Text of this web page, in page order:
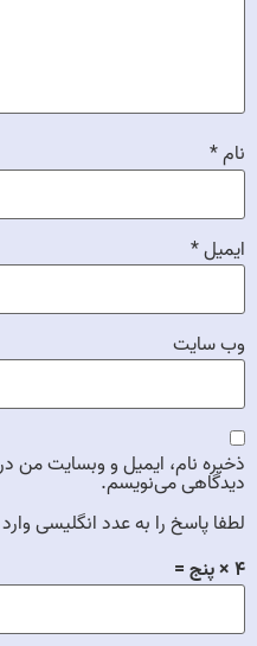
نام*
ایمیل*
وب‌ سایت
ذخیره نام، ایمیل و وبسایت من در
دیدگاهی می‌نویسم.
لطفا پاسخ را به عدد انگلیسی
۴ × پنج =